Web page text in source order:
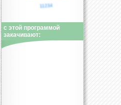
11234
с этой программой
закачивают: